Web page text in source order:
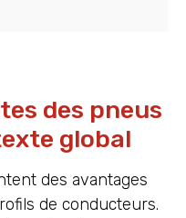
des pneus
global
des avantages
de conducteurs.